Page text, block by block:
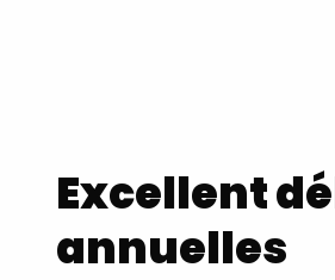
Excellent
annuelles